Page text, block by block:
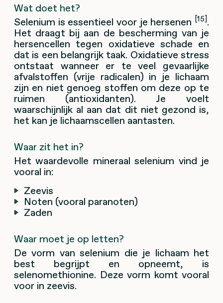
Wat doet het?
Selenium is essentieel voor je hersenen [15].
Het draagt bij aan de bescherming van je
hersencellen tegen oxidatieve schade en
dat is een belangrijk taak. Oxidatieve stress
ontstaat wanneer er te veel gevaarlijke
afvalstoffen (vrije radicalen) in je lichaam
zijn en niet genoeg stoffen om deze op te
ruimen (antioxidanten). Je voelt
waarschijnlijk al aan dat dit niet gezond is,
het kan je lichaamscellen aantasten.
Waar zit het in?
Het waardevolle mineraal selenium vind je
vooral in:
Zeevis
Noten (vooral paranoten)
Zaden
Waar moet je op letten?
De vorm van selenium die je lichaam het
best begrijpt en opneemt, is
selenomethionine. Deze vorm komt vooral
voor in zeevis.